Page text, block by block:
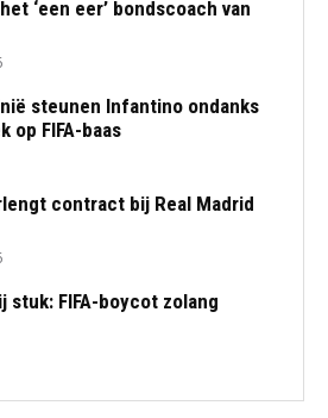
‘een eer’ bondscoach van
steunen Infantino ondanks
op FIFA-baas
contract bij Real Madrid
stuk: FIFA-boycot zolang